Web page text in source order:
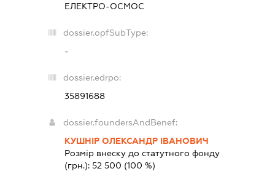
ЕЛЕКТРО-ОСМОС
dossier.opfSubType:
-
dossier.edrpo:
35891688
dossier.foundersAndBenef:
КУШНІР ОЛЕКСАНДР ІВАНОВИЧ
Розмір внеску до статутного фонду
(грн.): 52 500 (100 %)